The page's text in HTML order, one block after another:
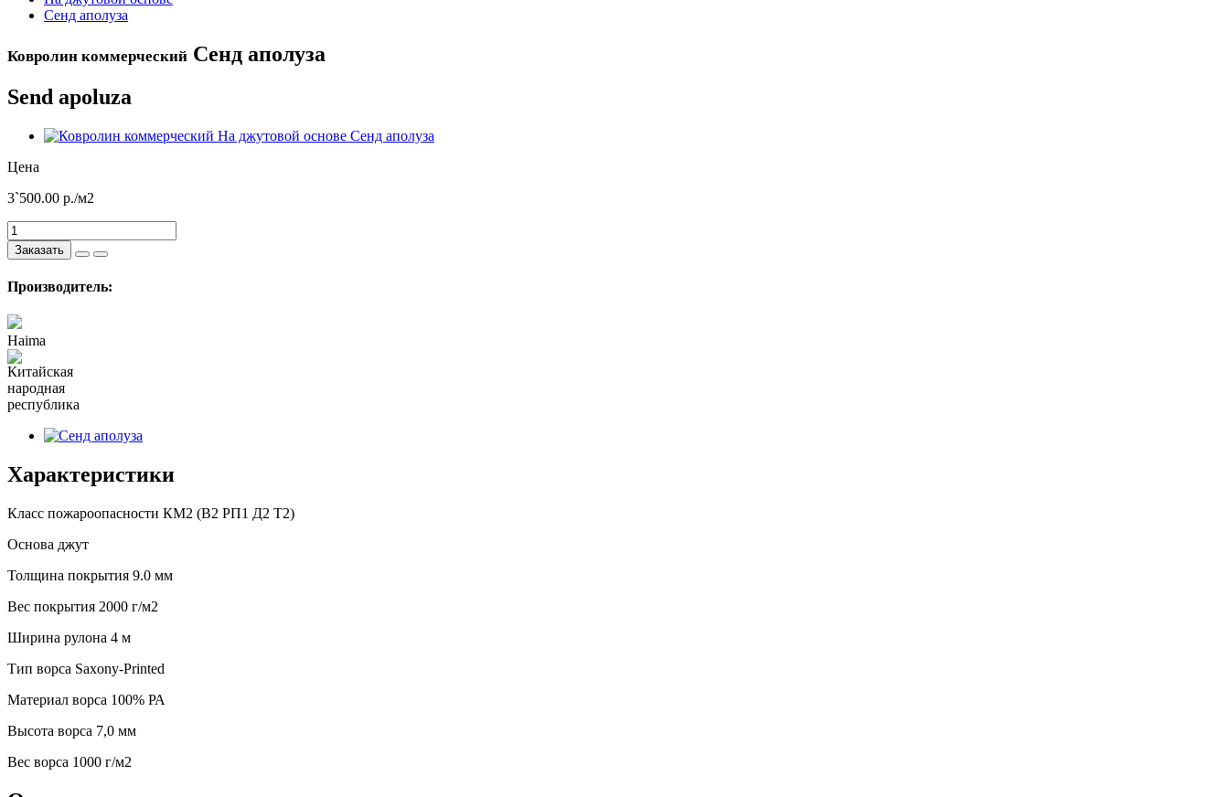
Сенд аполуза
Ковролин коммерческий Сенд аполуза
Send apoluza
Цена
3`500.00 р./м2
Заказать
Производитель:
Haima
Характеристики
Класс пожароопасности КМ2 (В2 РП1 Д2 Т2)
Основа джут
Толщина покрытия 9.0 мм
Вес покрытия 2000 г/м2
Ширина рулона 4 м
Тип ворса Saxony-Printed
Материал ворса 100% РА
Высота ворса 7,0 мм
Веc ворса 1000 г/м2